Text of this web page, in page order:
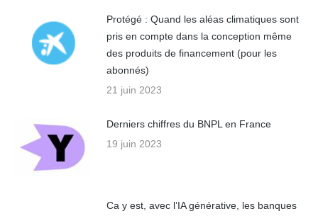
Protégé : Quand les aléas climatiques sont
pris en compte dans la conception même
des produits de financement (pour les
abonnés)
21 juin 2023
Derniers chiffres du BNPL en France
19 juin 2023
Ca y est, avec l’IA générative, les banques